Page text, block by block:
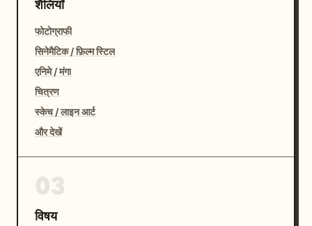
शैलियाँ
फोटोग्राफी
सिनेमैटिक / फ़िल्म स्टिल
एनिमे / मंगा
चित्रण
स्केच / लाइन आर्ट
और देखें
विषय